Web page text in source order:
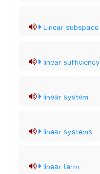
Linear subspace
linear sufficiency
linear system
linear systems
linear term